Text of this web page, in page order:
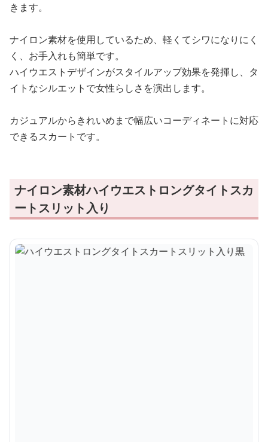
きます。
ナイロン素材を使用しているため、軽くてシワになりにく
く、お手入れも簡単です。
ハイウエストデザインがスタイルアップ効果を発揮し、タ
イトなシルエットで女性らしさを演出します。
カジュアルからきれいめまで幅広いコーディネートに対応
できるスカートです。
ナイロン素材ハイウエストロングタイトスカ
ートスリット入り